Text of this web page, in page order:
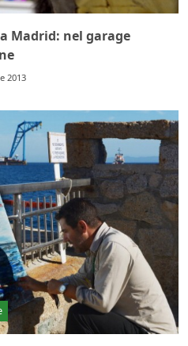
Madrid: nel garage
2013